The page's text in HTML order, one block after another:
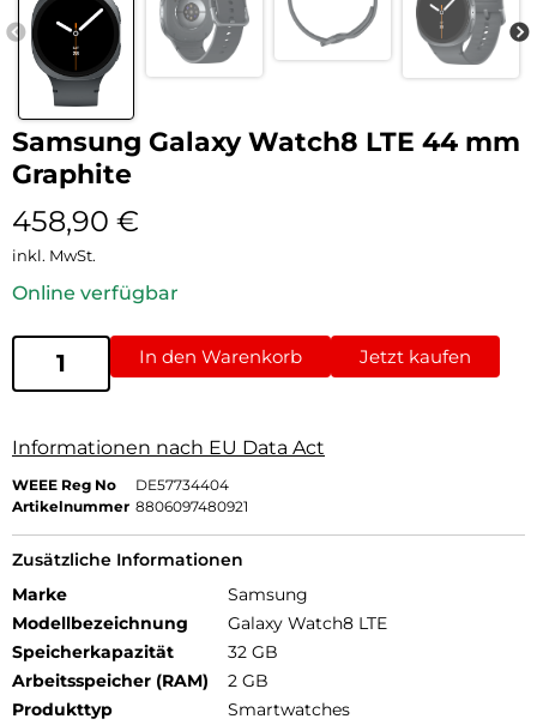
Samsung Galaxy Watch8 LTE 44 mm
Graphite
458,90 €
inkl. MwSt.
Online verfügbar
In den Warenkorb Jetzt kaufen
Informationen nach EU Data Act
WEEE Reg No
DE57734404
Artikelnummer 8806097480921
Zusätzliche Informationen
Marke
Samsung
Modellbezeichnung
Galaxy Watch8 LTE
Speicherkapazität
32 GB
Arbeitsspeicher (RAM)
2 GB
Produkttyp
Smartwatches